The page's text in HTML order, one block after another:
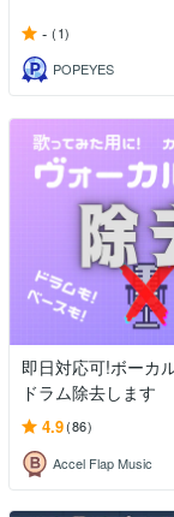
- (1)
POPEYES
即日対応可!ボーカ
ドラム除去します
4.9(86)
Accel Flap Music